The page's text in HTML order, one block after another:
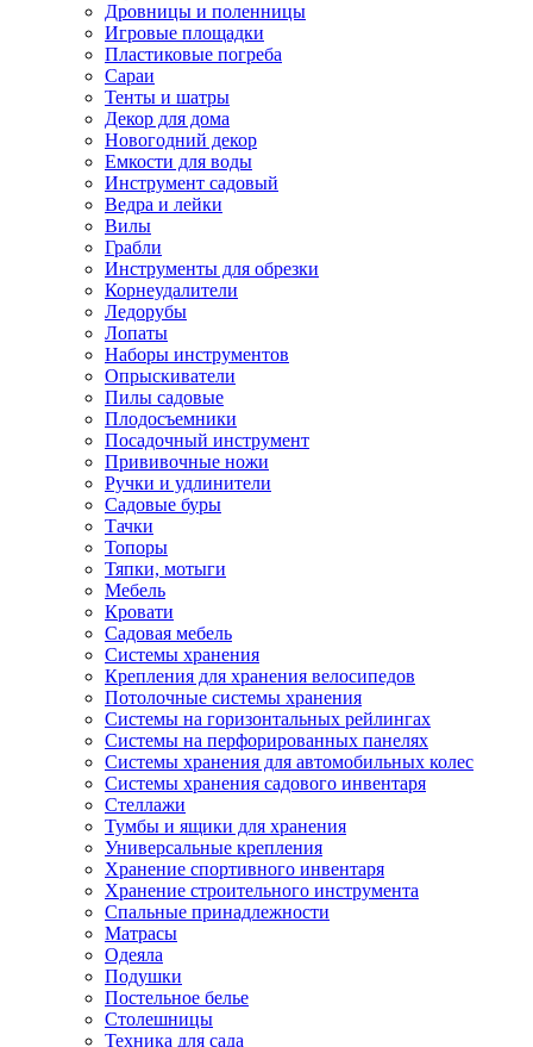
Дровницы и поленницы
Игровые площадки
Пластиковые погреба
Сараи
Тенты и шатры
Декор для дома
Новогодний декор
Емкости для воды
Инструмент садовый
Ведра и лейки
Вилы
Грабли
Инструменты для обрезки
Корнеудалители
Ледорубы
Лопаты
Наборы инструментов
Опрыскиватели
Пилы садовые
Плодосъемники
Посадочный инструмент
Прививочные ножи
Ручки и удлинители
Садовые буры
Тачки
Топоры
Тяпки, мотыги
Мебель
Кровати
Садовая мебель
Системы хранения
Крепления для хранения велосипедов
Потолочные системы хранения
Системы на горизонтальных рейлингах
Системы на перфорированных панелях
Системы хранения для автомобильных колес
Системы хранения садового инвентаря
Стеллажи
Тумбы и ящики для хранения
Универсальные крепления
Хранение спортивного инвентаря
Хранение строительного инструмента
Спальные принадлежности
Матрасы
Одеяла
Подушки
Постельное белье
Столешницы
Техника для сада